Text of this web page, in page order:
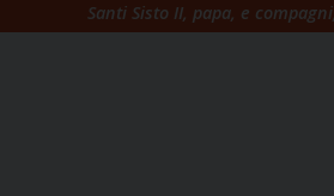
Santi Sisto II, papa, e